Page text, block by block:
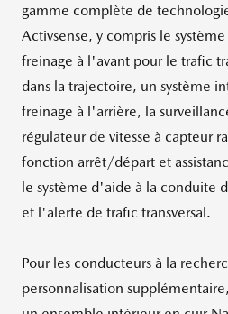
gamme complète de
Activsense, y compris le
freinage à l'avant pour le trafic
dans la trajectoire, un système
freinage à l'arrière, la
régulateur de vitesse à capteur
fonction arrêt/départ et
le système d'aide à la conduite
et l'alerte de trafic transversal.
Pour les conducteurs à la
personnalisation